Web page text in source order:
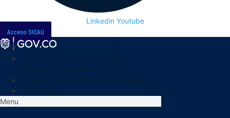
Linkedin Youtube
Acceso SICAU
Menu